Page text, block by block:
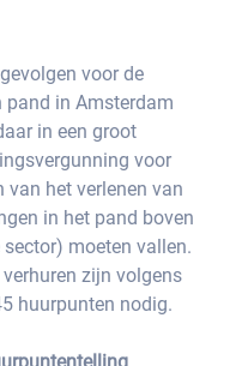
voor de
pand in Amsterdam
in een groot
voor
van het verlenen van
in het pand boven
moeten vallen.
zijn volgens
huurpunten nodig.